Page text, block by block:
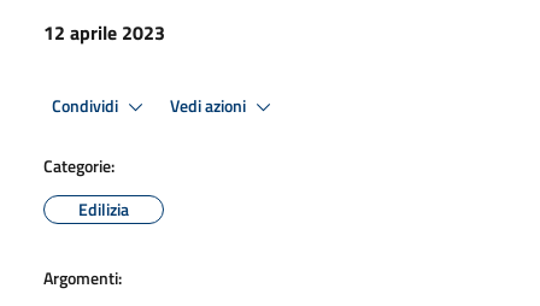
12 aprile 2023
Condividi Vedi azioni
Categorie:
Edilizia
Argomenti: